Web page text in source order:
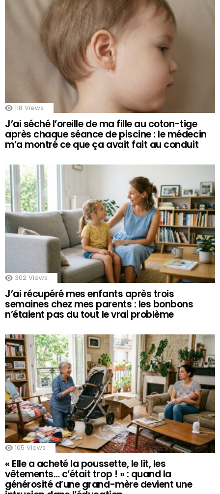
118 Views
J’ai séché l’oreille de ma fille au coton-tige
après chaque séance de piscine : le médecin
m’a montré ce que ça avait fait au conduit
302 Views
J’ai récupéré mes enfants après trois
semaines chez mes parents : les bonbons
n’étaient pas du tout le vrai problème
105 Views
« Elle a acheté la poussette, le lit, les
vêtements… c’était trop ! » : quand la
générosité d’une grand-mère devient une